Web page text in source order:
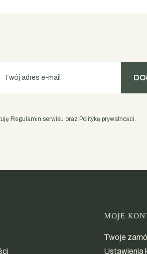
Twój adres e-mail
Regulamin serwisu oraz Politykę prywatności.
MOJE
Twoje
Ustawienia